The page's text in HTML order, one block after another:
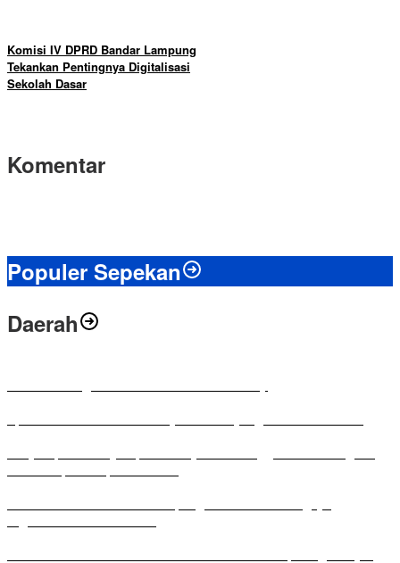
Komisi IV DPRD Bandar Lampung
Tekankan Pentingnya Digitalisasi
Sekolah Dasar
Komentar
Populer Sepekan
Daerah